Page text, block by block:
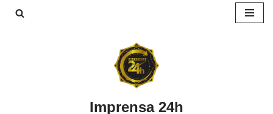
Imprensa 24h